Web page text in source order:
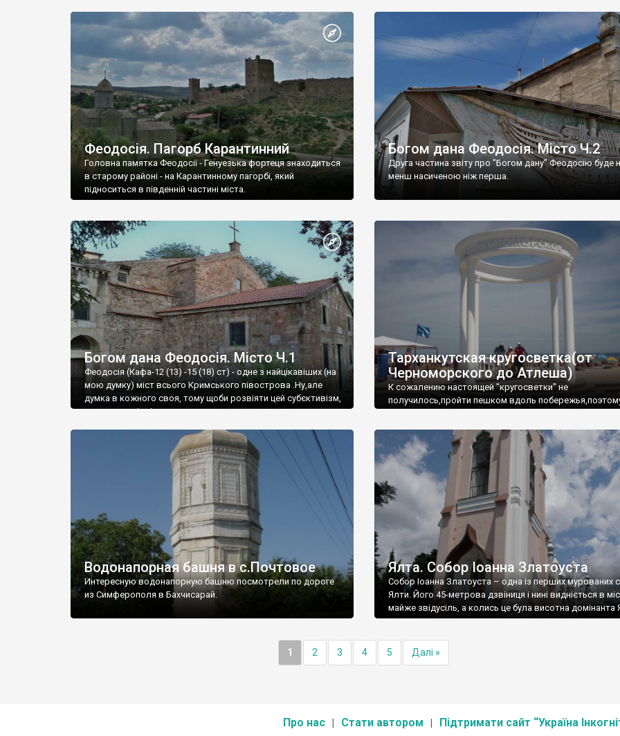
Феодосія. Пагорб Карантинний
Головна памятка Феодосії - Генуезька фортеця знаходиться
в старому районі - на Карантинному пагорбі, який
підноситься в південній частині міста.
Богом дана Феодосія. Місто Ч.2
Друга частина звіту про "Богом дану" Феодосію буде
менш насиченою ніж перша.
Богом дана Феодосія. Місто Ч.1
Феодосія (Кафа-12 (13) -15 (18) ст) - одне з найцікавіших (на
мою думку) міст всього Кримського півострова .Ну,але
думка в кожного своя, тому щоби розвіяти цей субєктивізм,
запрошую відвідати це
Тарханкутская кругосветка(от
Черноморского до Атлеша)
К сожалению настоящей "кругосветки" не
получилось,пройти пешком вдоль
Водонапорная башня в с.Почтовое
Интересную водонапорную башню посмотрели по дороге
из Симферополя в Бахчисарай.
Ялта. Собор Іоанна Златоуста
Собор Іоанна Златоуста – одна із перших мурованих
Ялти. Його 45-метрова дзвіниця і нині видніється в
майже звідусіль, а колись це була висотна домінанта
1 2 3 4 5 Далі »
Про нас Стати автором Підтримати сайт “Україна